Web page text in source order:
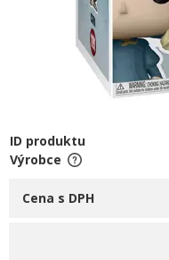
ID produktu
Výrobce
Cena s DPH